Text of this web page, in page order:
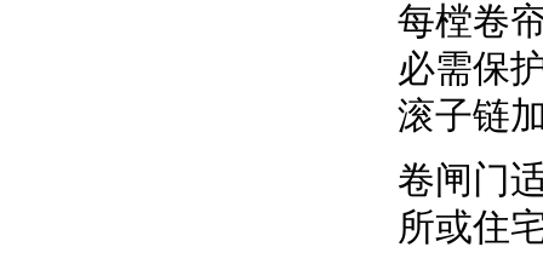
每樘卷
必需保
滚子链
卷闸门
所或住